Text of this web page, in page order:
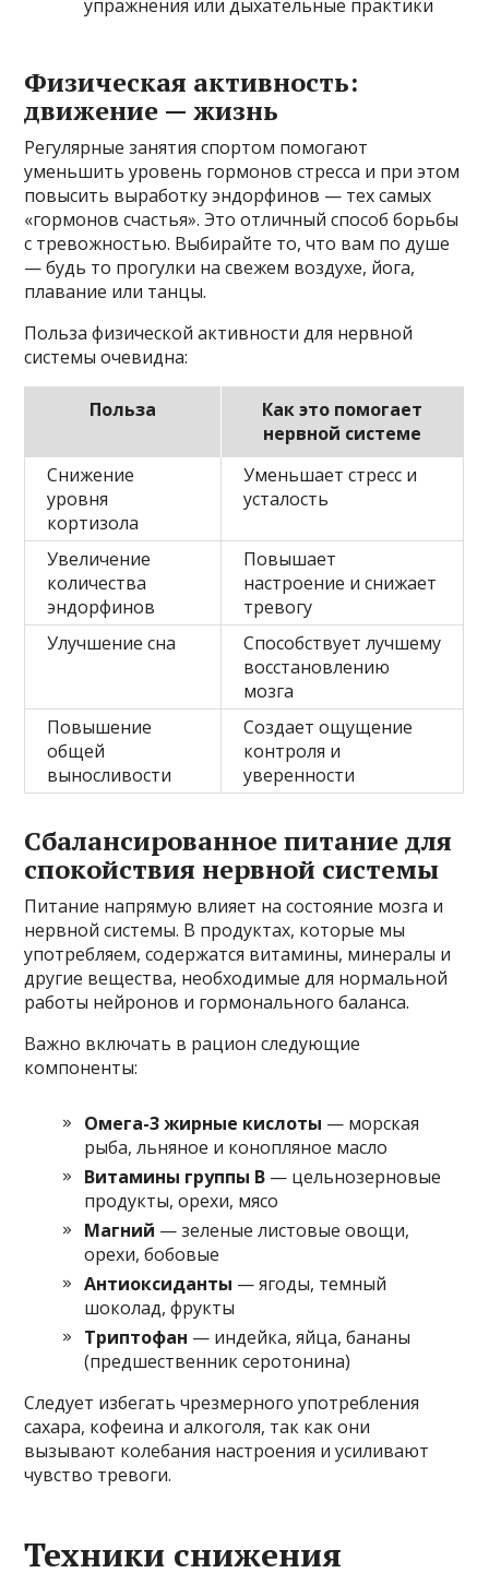
упражнения или дыхательные практики
Физическая активность:
движение — жизнь
Регулярные занятия спортом помогают
уменьшить уровень гормонов стресса и при этом
повысить выработку эндорфинов — тех самых
«гормонов счастья». Это отличный способ борьбы
с тревожностью. Выбирайте то, что вам по душе
— будь то прогулки на свежем воздухе, йога,
плавание или танцы.
Польза физической активности для нервной
системы очевидна:
Польза
Как это помогает
нервной системе
Снижение
уровня
кортизола
Уменьшает стресс и
усталость
Увеличение
количества
эндорфинов
Повышает
настроение и снижает
тревогу
Улучшение сна
Способствует лучшему
восстановлению
мозга
Повышение
общей
выносливости
Создает ощущение
контроля и
уверенности
Сбалансированное питание для
спокойствия нервной системы
Питание напрямую влияет на состояние мозга и
нервной системы. В продуктах, которые мы
употребляем, содержатся витамины, минералы и
другие вещества, необходимые для нормальной
работы нейронов и гормонального баланса.
Важно включать в рацион следующие
компоненты:
Омега-3 жирные кислоты — морская
рыба, льняное и конопляное масло
Витамины группы В — цельнозерновые
продукты, орехи, мясо
Магний — зеленые листовые овощи,
орехи, бобовые
Антиоксиданты — ягоды, темный
шоколад, фрукты
Триптофан — индейка, яйца, бананы
(предшественник серотонина)
Следует избегать чрезмерного употребления
сахара, кофеина и алкоголя, так как они
вызывают колебания настроения и усиливают
чувство тревоги.
Техники снижения